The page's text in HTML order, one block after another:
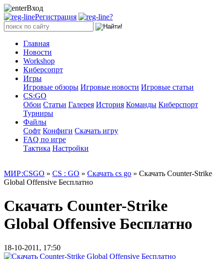
Вход
Регистрация
?
Главная
Новости
Workshop
Киберсопрт
Игры
Игровые обзоры Игровые новости Игровые статьи
CS:GO
Обои Статьи Галерея История Команды Киберспорт
Турниры
Файлы
Софт Конфиги Скачать игру
FAQ по игре
Тактика Настройки
МИР:CSGO » CS : GO » Скачать cs go » Скачать Counter-Strike
Global Offensive Бесплатно
Скачать Counter-Strike
Global Offensive Бесплатно
18-10-2011, 17:50